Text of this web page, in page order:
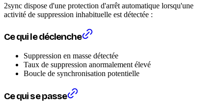
2sync dispose d'une protection d'arrêt automatique lorsqu'une
activité de suppression inhabituelle est détectée :
Ce qui le déclenche
Suppression en masse détectée
Taux de suppression anormalement élevé
Boucle de synchronisation potentielle
Ce qui se passe